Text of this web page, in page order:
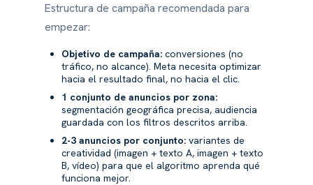
Estructura de campaña recomendada para
empezar:
Objetivo de campaña: conversiones (no
tráfico, no alcance). Meta necesita optimizar
hacia el resultado final, no hacia el clic.
1 conjunto de anuncios por zona:
segmentación geográfica precisa, audiencia
guardada con los filtros descritos arriba.
2-3 anuncios por conjunto: variantes de
creatividad (imagen + texto A, imagen + texto
B, vídeo) para que el algoritmo aprenda qué
funciona mejor.